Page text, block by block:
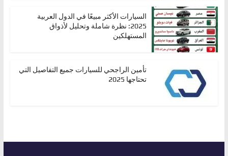
السيارات الأكثر مبيعًا في الدول العربية
2025: نظرة شاملة وتحليل لأذواق
المستهلكين
تأمين الراجحي للسيارات جميع التفاصيل التي
تحتاجها 2025